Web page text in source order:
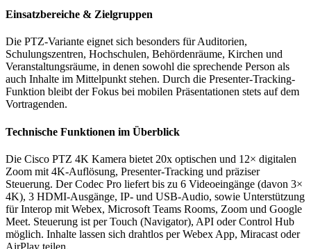
Einsatzbereiche & Zielgruppen
Die PTZ-Variante eignet sich besonders für Auditorien,
Schulungszentren, Hochschulen, Behördenräume, Kirchen und
Veranstaltungsräume, in denen sowohl die sprechende Person als
auch Inhalte im Mittelpunkt stehen. Durch die Presenter-Tracking-
Funktion bleibt der Fokus bei mobilen Präsentationen stets auf dem
Vortragenden.
Technische Funktionen im Überblick
Die Cisco PTZ 4K Kamera bietet 20x optischen und 12× digitalen
Zoom mit 4K-Auflösung, Presenter-Tracking und präziser
Steuerung. Der Codec Pro liefert bis zu 6 Videoeingänge (davon 3×
4K), 3 HDMI-Ausgänge, IP- und USB-Audio, sowie Unterstützung
für Interop mit Webex, Microsoft Teams Rooms, Zoom und Google
Meet. Steuerung ist per Touch (Navigator), API oder Control Hub
möglich. Inhalte lassen sich drahtlos per Webex App, Miracast oder
AirPlay teilen.